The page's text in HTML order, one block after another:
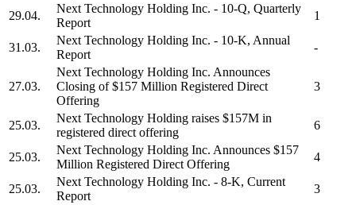
29.04.
Next Technology Holding Inc. - 10-Q, Quarterly
Report
1
31.03.
Next Technology Holding Inc. - 10-K, Annual
Report
-
27.03.
Next Technology Holding Inc. Announces
Closing of $157 Million Registered Direct
Offering
3
25.03.
Next Technology Holding raises $157M in
registered direct offering
6
25.03.
Next Technology Holding Inc. Announces $157
Million Registered Direct Offering
4
25.03.
Next Technology Holding Inc. - 8-K, Current
Report
3